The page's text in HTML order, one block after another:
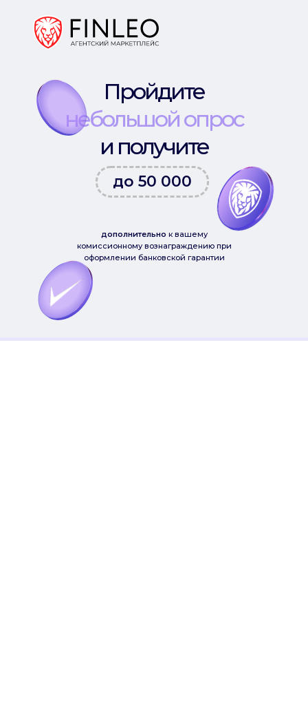
Пройдите
небольшой опрос
и получите
дополнительно к вашему
комиссионному вознаграждению при
оформлении банковской гарантии
промокод
до 50 000